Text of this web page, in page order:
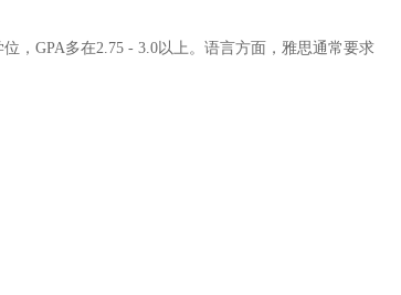
，GPA多在2.75 - 3.0以上。语言方面，雅思通常要求